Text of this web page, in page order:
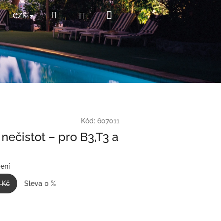
CZK HledatPřihlášeníNákupní
košík
Kód: 607011
– pro B3,T3 a
Kč Sleva 0 %